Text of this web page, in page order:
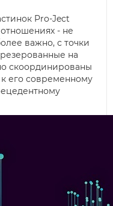
Pro-Ject
- не
важно, с точки
на
скоординированы
его современному